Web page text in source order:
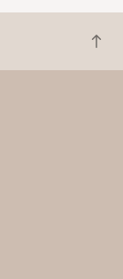
R
e